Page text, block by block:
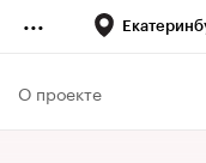
...
О проекте